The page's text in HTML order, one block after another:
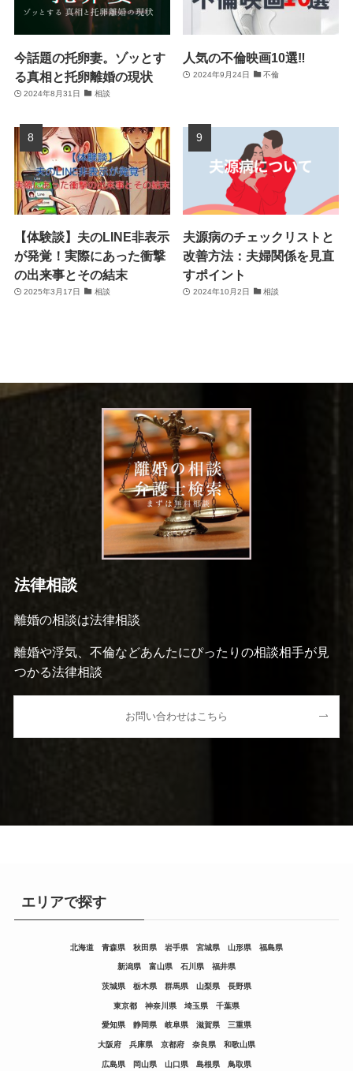
今話題の托卵妻。ゾッとす
る真相と托卵離婚の現状
2024年8月31日 相談
人気の不倫映画10選‼
2024年9月24日 不倫
【体験談】夫のLINE非表示
が発覚！実際にあった衝撃
の出来事とその結末
2025年3月17日 相談
夫源病のチェックリストと
改善方法：夫婦関係を見直
すポイント
2024年10月2日 相談
法律相談
離婚の相談は法律相談
離婚や浮気、不倫などあんたにぴったりの相談相手が見
つかる法律相談
お問い合わせはこちら
エリアで探す
北海道 青森県 秋田県 岩手県 宮城県 山形県 福島県
新潟県 富山県 石川県 福井県
茨城県 栃木県 群馬県 山梨県 長野県
東京都 神奈川県 埼玉県 千葉県
愛知県 静岡県 岐阜県 滋賀県 三重県
大阪府 兵庫県 京都府 奈良県 和歌山県
広島県 岡山県 山口県 島根県 鳥取県